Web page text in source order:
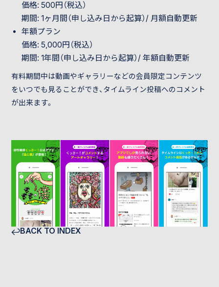
BACK TO INDEX
価格: 500円（税込）
期間: 1ヶ月間（申し込み日から起算）/ 月額自動更新
年額プラン
価格: 5,000円（税込）
期間: 1年間（申し込み日から起算）/ 年額自動更新
有料期間中は動画やギャラリーなどの会員限定コンテンツ
をいつでも見ることができ、タイムライン投稿へのコメント
が出来ます。